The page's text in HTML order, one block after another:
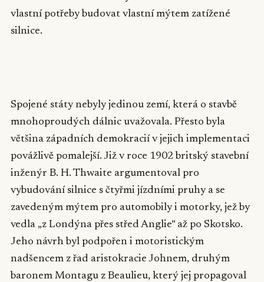
vlastní potřeby budovat vlastní mýtem zatížené
silnice.
Spojené státy nebyly jedinou zemí, která o stavbě
mnohoproudých dálnic uvažovala. Přesto byla
většina západních demokracií v jejich implementaci
povážlivě pomalejší. Již v roce 1902 britský stavební
inženýr B. H. Thwaite argumentoval pro
vybudování silnice s čtyřmi jízdními pruhy a se
zavedeným mýtem pro automobily i motorky, jež by
vedla „z Londýna přes střed Anglie“ až po Skotsko.
Jeho návrh byl podpořen i motoristickým
nadšencem z řad aristokracie Johnem, druhým
baronem Montagu z Beaulieu, který jej propagoval